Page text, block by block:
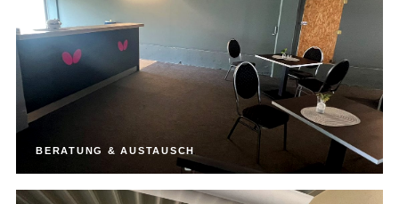
BERATUNG & AUSTAUSCH